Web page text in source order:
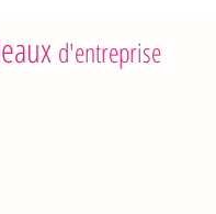
d'entreprise